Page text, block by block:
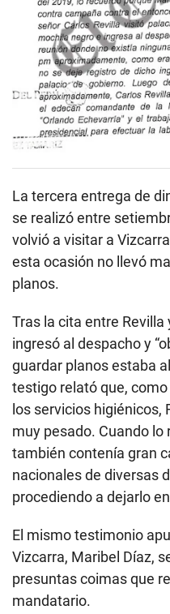
La tercera entrega de
se realizó entre
volvió a visitar a
esta ocasión no llevó
planos.
Tras la cita entre Revilla
ingresó al despacho y
guardar planos estaba
testigo relató que,
los servicios higiénicos,
muy pesado. Cuando lo
también contenía gran
nacionales de diversas
procediendo a dejarlo
El mismo testimonio
Vizcarra, Maribel Díaz,
presuntas coimas que
mandatario.